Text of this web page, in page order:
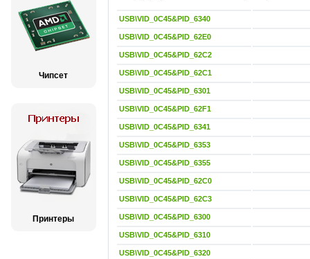
Чипсет
Принтеры
USB\VID_0C45&PID_6340
USB\VID_0C45&PID_62E0
USB\VID_0C45&PID_62C2
USB\VID_0C45&PID_62C1
USB\VID_0C45&PID_6301
USB\VID_0C45&PID_62F1
USB\VID_0C45&PID_6341
USB\VID_0C45&PID_6353
USB\VID_0C45&PID_6355
USB\VID_0C45&PID_62C0
USB\VID_0C45&PID_62C3
USB\VID_0C45&PID_6300
USB\VID_0C45&PID_6310
USB\VID_0C45&PID_6320